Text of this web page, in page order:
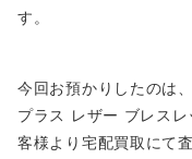
す。
今回お預かりしたのは
プラス レザー ブレス
客様より宅配買取にて